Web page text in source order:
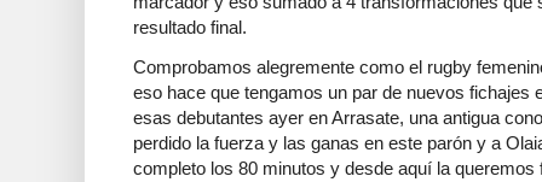
resultado final.
Comprobamos alegremente como el rugby
eso hace que tengamos un par de nuevos fichajes
esas debutantes ayer en Arrasate, una antigua
perdido la fuerza y las ganas en este parón y a
completo los 80 minutos y desde aquí la